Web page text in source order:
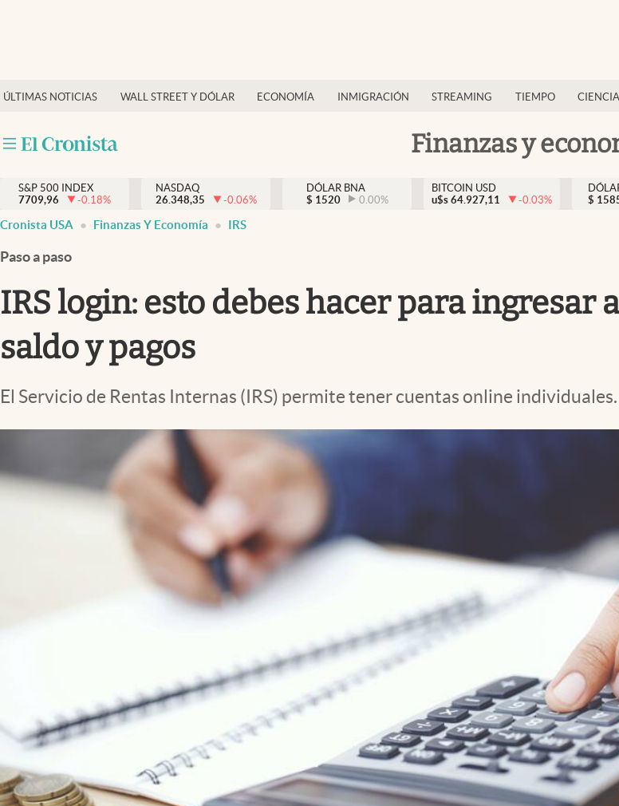
ÚLTIMAS NOTICIAS WALL STREET Y DÓLAR ECONOMÍA INMIGRACIÓN STREAMING TIEMPO
Finanzas y
Finanzas y economía
Inmigración
Trending
Streaming
PC y mobile
S&P 500 INDEX
7709,96
-0.18%
NASDAQ
26.348,35
-0.06%
DÓLAR BNA
$ 1520 0.00%
BITCOIN USD
u$s 64.927,11 -0.03%
$
Cronista USA Finanzas Y Economía IRS
Paso a paso
IRS login: esto debes hacer para ingresar
saldo y pagos
El Servicio de Rentas Internas (IRS) permite tener cuentas online